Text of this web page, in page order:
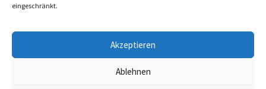
eingeschränkt.
Akzeptieren
Ablehnen
DATENSCHUTZERKLÄRUNG
SPONSOR WERDEN